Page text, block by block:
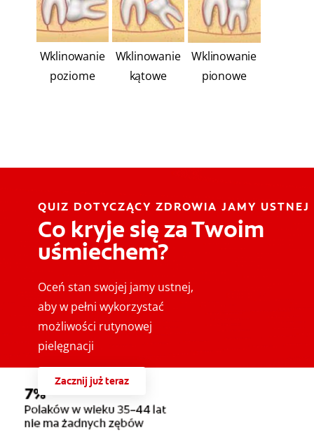
Wklinowanie
poziome
Wklinowanie
kątowe
Wklinowanie
pionowe
QUIZ DOTYCZĄCY ZDROWIA JAMY USTNEJ
Co kryje się za Twoim
uśmiechem?
Oceń stan swojej jamy ustnej,
aby w pełni wykorzystać
możliwości rutynowej
pielęgnacji
Zacznij już teraz